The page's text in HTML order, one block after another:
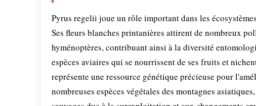
Pyrus regelii joue un rôle important dans les
Ses fleurs blanches printanières attirent de nombreux
hyménoptères, contribuant ainsi à la diversité
espèces aviaires qui se nourrissent de ses fruits et
représente une ressource génétique précieuse pour
nombreuses espèces végétales des montagnes